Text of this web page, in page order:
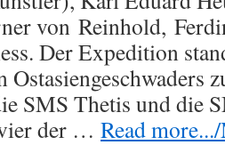
von Reinhold,
Der Expedition
Ostasiengeschwaders
SMS Thetis und die
der … Read